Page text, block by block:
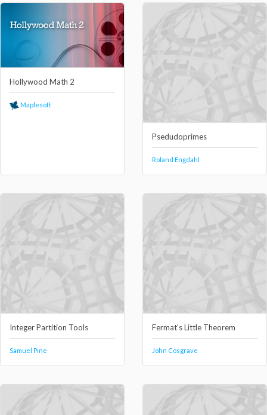
Hollywood Math 2
Maplesoft
Psedudoprimes
Roland Engdahl
Integer Partition Tools
Samuel Pine
Fermat's Little Theorem
John Cosgrave